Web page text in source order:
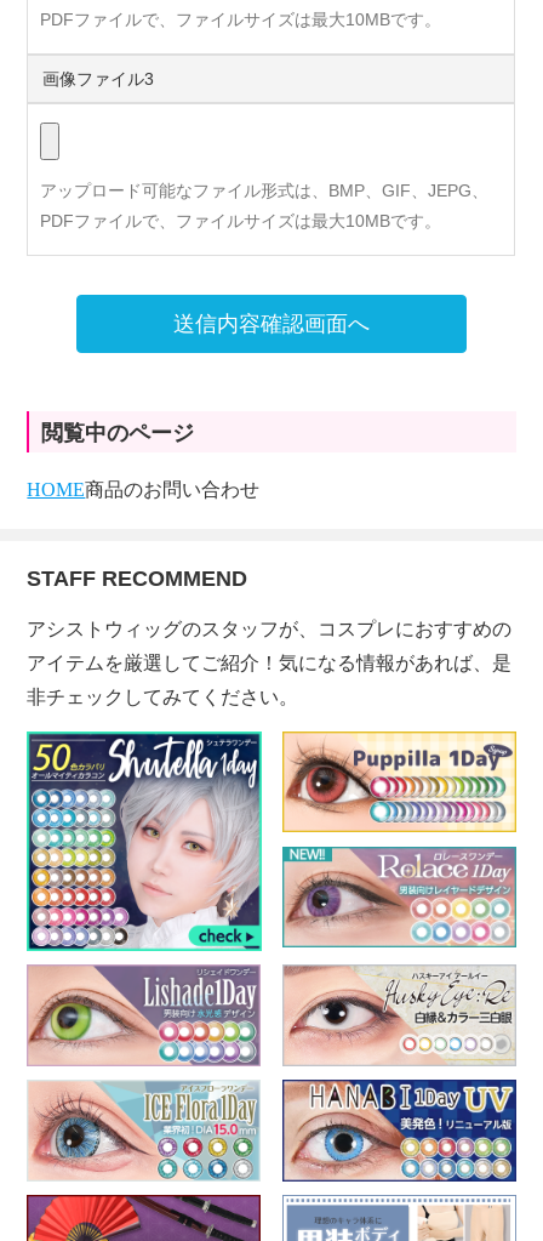
PDFファイルで、ファイルサイズは最大10MBです。
画像ファイル3
アップロード可能なファイル形式は、BMP、GIF、JEPG、
PDFファイルで、ファイルサイズは最大10MBです。
送信内容確認画面へ
閲覧中のページ
HOME商品のお問い合わせ
STAFF RECOMMEND
アシストウィッグのスタッフが、コスプレにおすすめの
アイテムを厳選してご紹介！気になる情報があれば、是
非チェックしてみてください。